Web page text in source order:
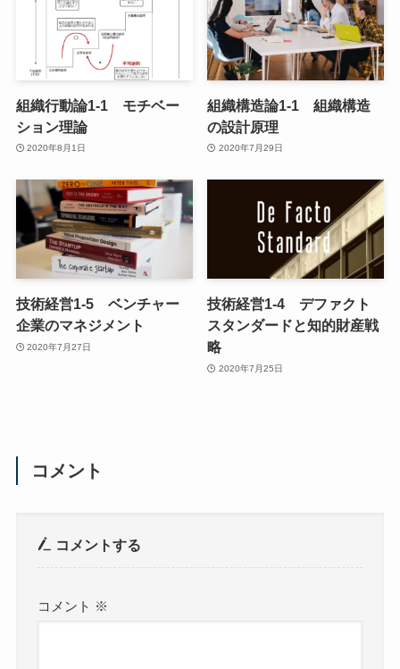
組織行動論1-1 モチベー
ション理論
2020年8月1日
組織構造論1-1 組織構造
の設計原理
2020年7月29日
技術経営1-5 ベンチャー
企業のマネジメント
2020年7月27日
技術経営1-4 デファクト
スタンダードと知的財産戦
略
2020年7月25日
コメント
コメントする
コメント ※